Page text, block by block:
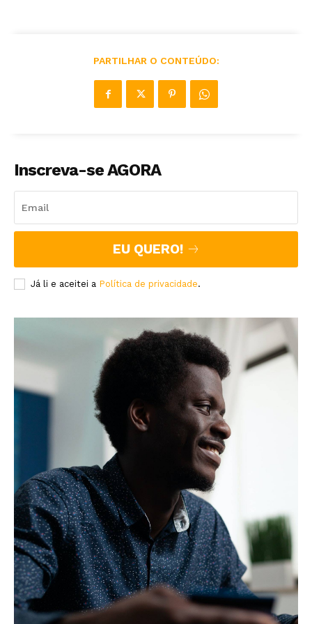
PARTILHAR O CONTEÚDO:
Inscreva-se AGORA
EU QUERO!
Já li e aceitei a Política de privacidade.